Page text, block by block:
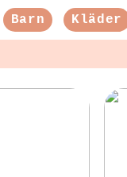
Barn Kläder